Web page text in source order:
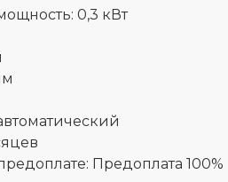
0,3 кВт
Предоплата 100%